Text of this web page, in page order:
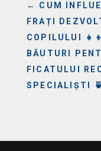
← CUM
FRAȚI
COPILULUI 👧👦
BĂUTURI
FICATULUI
SPECIALIȘTI